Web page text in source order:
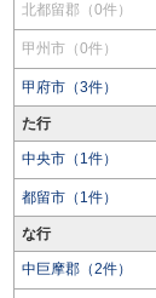
北都留郡（0件）
甲州市（0件）
甲府市（3件）
た行
中央市（1件）
都留市（1件）
な行
中巨摩郡（2件）